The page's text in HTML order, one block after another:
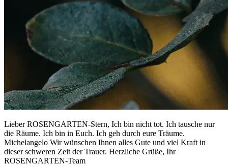
Lieber ROSENGARTEN-Stern, Ich bin nicht tot. Ich tausche nur
die Räume. Ich bin in Euch. Ich geh durch eure Träume.
Michelangelo Wir wünschen Ihnen alles Gute und viel Kraft in
dieser schweren Zeit der Trauer. Herzliche Grüße, Ihr
ROSENGARTEN-Team